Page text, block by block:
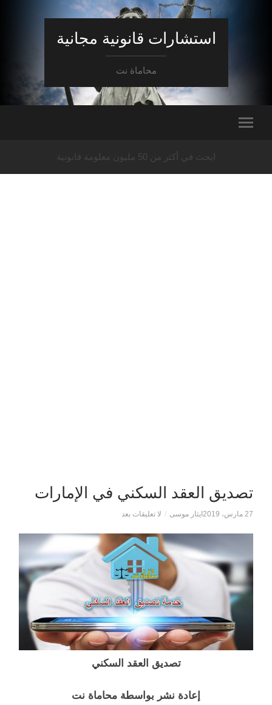
استشارات قانونية مجانية
محاماة نت
ابحث في أكثر من 50 مليون معلومة قانونية
تصديق العقد السكني في الإمارات
27 مارس، 2019 ايثار موسى / لا تعليقات بعد
تصديق العقد السكني
إعادة نشر بواسطة محاماة نت